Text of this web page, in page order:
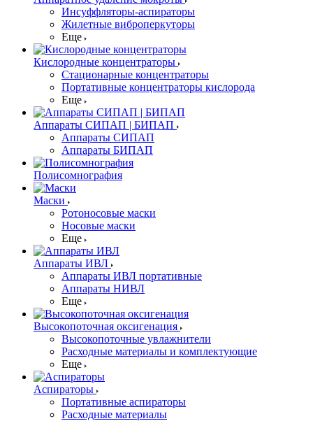
Инсуффляторы-аспираторы
Жилетные виброперкуторы
Еще
Кислородные концентраторы
Стационарные концентраторы
Портативные концентраторы кислорода
Еще
Аппараты СИПАП | БИПАП
Аппараты СИПАП
Аппараты БИПАП
Полисомнография
Маски
Ротоносовые маски
Носовые маски
Еще
Аппараты ИВЛ
Аппараты ИВЛ портативные
Аппараты НИВЛ
Еще
Высокопоточная оксигенация
Высокопоточные увлажнители
Расходные материалы и комплектующие
Еще
Аспираторы
Портативные аспираторы
Расходные материалы